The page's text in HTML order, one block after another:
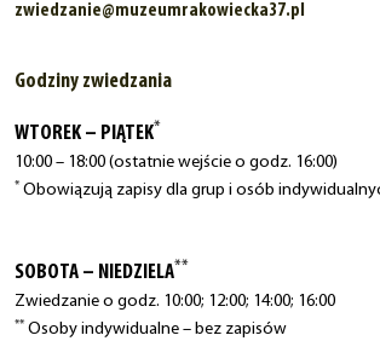
zwiedzanie@muzeumrakowiecka37.pl
Godziny zwiedzania
WTOREK – PIĄTEK*
10:00 – 18:00 (ostatnie wejście o godz. 16:00)
* Obowiązują zapisy dla grup i osób
SOBOTA – NIEDZIELA**
Zwiedzanie o godz. 10:00; 12:00; 14:00; 16:00
** Osoby indywidualne – bez zapisów